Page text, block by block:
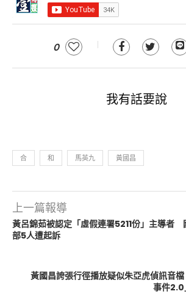
0
我有話要說
合 和 馬英九 黃國昌
上一篇報導
黃呂錦茹被認定「虛假連署5211份」主導者
部5人遭起訴
黃國昌誇張行徑播放疑似朱亞虎偵訊音
事件2.0